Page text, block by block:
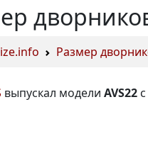
Размер
выпускал модели AVS22